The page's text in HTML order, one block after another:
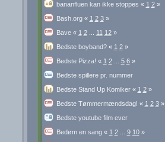
bananfluen kan ikke stoppes « 1 2»
Bash.org « 1 2 3»
Bave « 1 2... 11 12»
Bedste boyband? « 1 2»
Bedste Pizza! « 1 2... 5 6»
Bedste spillere pr. nummer
Bedste Stand Up Komiker « 1 2»
Bedste Tømmermændsdag! « 1 2 3»
Bedste youtube film ever
Bedøm en sang « 1 2... 9 10»